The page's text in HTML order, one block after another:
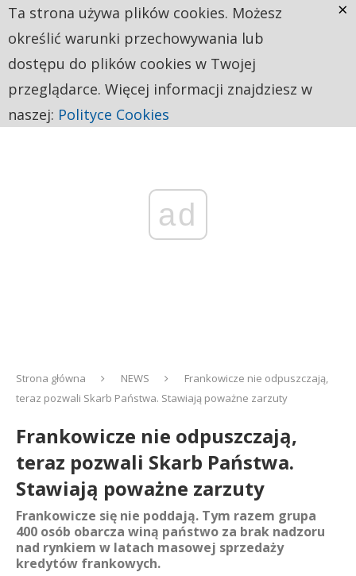
ad
Strona główna NEWS
Frankowicze nie odpuszczają,
teraz pozwali Skarb Państwa. Stawiają poważne zarzuty
Frankowicze nie odpuszczają,
teraz pozwali Skarb Państwa.
Stawiają poważne zarzuty
Frankowicze się nie poddają. Tym razem grupa
400 osób obarcza winą państwo za brak nadzoru
nad rynkiem w latach masowej sprzedaży
kredytów frankowych.
Ta strona używa plików cookies. Możesz
określić warunki przechowywania lub
dostępu do plików cookies w Twojej
przeglądarce. Więcej informacji znajdziesz w
naszej: Polityce Cookies
×